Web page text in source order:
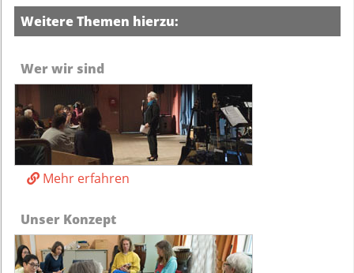
Weitere Themen hierzu:
Wer wir sind
Mehr erfahren
Unser Konzept